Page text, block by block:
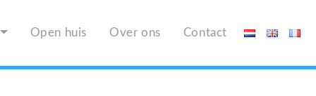
Open huis Over ons Contact